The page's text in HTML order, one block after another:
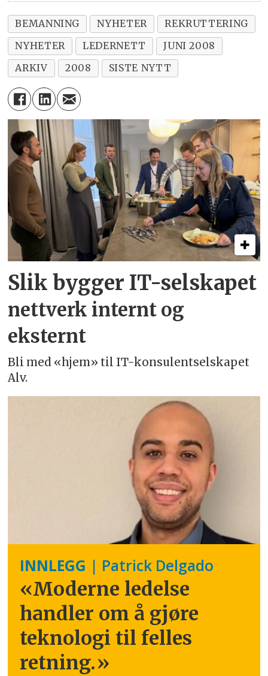
BEMANNING NYHETER
REKRUTTERING
NYHETER
LEDERNETT
JUNI 2008
ARKIV
2008 SISTE NYTT
Slik bygger IT-selskapet
nettverk internt og
eksternt
Bli med «hjem» til IT-konsulentselskapet
Alv.
INNLEGG | Patrick Delgado
«Moderne ledelse
handler om å gjøre
teknologi til felles
retning.»